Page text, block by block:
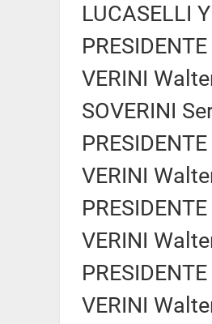
LUCASELLI
VERINI
SOVERINI
VERINI
VERINI
VERINI